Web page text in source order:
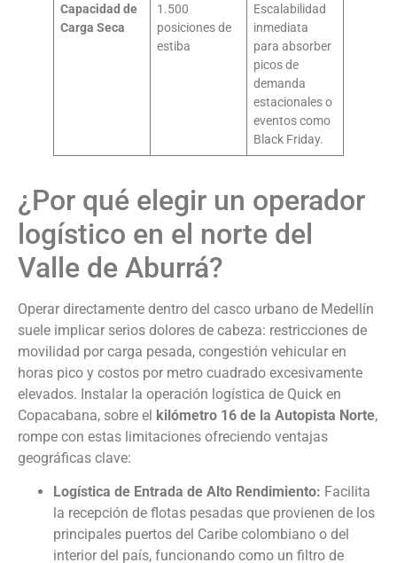
Capacidad de
Carga Seca
1.500
posiciones de
estiba
Escalabilidad
inmediata
para absorber
picos de
demanda
estacionales o
eventos como
Black Friday.
¿Por qué elegir un operador
logístico en el norte del
Valle de Aburrá?
Operar directamente dentro del casco urbano de Medellín
suele implicar serios dolores de cabeza: restricciones de
movilidad por carga pesada, congestión vehicular en
horas pico y costos por metro cuadrado excesivamente
elevados. Instalar la operación logística de Quick en
Copacabana, sobre el kilómetro 16 de la Autopista Norte,
rompe con estas limitaciones ofreciendo ventajas
geográficas clave:
Logística de Entrada de Alto Rendimiento: Facilita
la recepción de flotas pesadas que provienen de los
principales puertos del Caribe colombiano o del
interior del país, funcionando como un filtro de